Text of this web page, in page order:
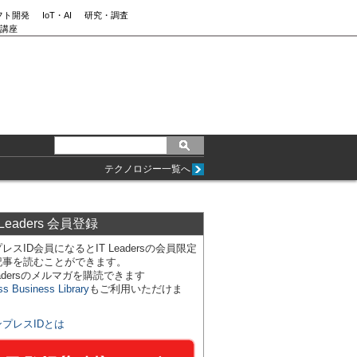
ト開発 IoT・AI
研究・調査
座
テクノロジー一覧へ
会員登録
スID会員になるとIT Leadersの会員限定
を読むことができます。
のメルマガを購読できます
Business Libraryもご利用いただけま
プレスIDとは